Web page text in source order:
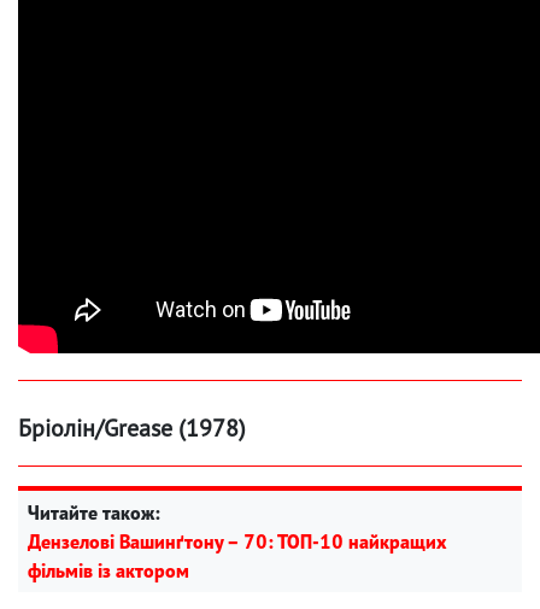
Бріолін/Grease (1978)
Читайте також:
Дензелові Вашинґтону – 70: ТОП-10 найкращих
фільмів із актором